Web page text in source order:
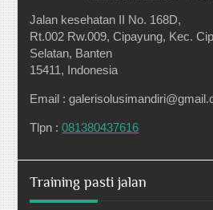
Jalan kesehatan II No. 168D,
Rt.002 Rw.009, Cipayung, Kec.
Selatan, Banten
15411, Indonesia
Email :
Tlpn :081380437616
Training pasti jalan